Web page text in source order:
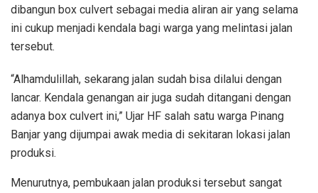
dibangun box culvert sebagai media aliran air yang selama
ini cukup menjadi kendala bagi warga yang melintasi jalan
tersebut.
“Alhamdulillah, sekarang jalan sudah bisa dilalui dengan
lancar. Kendala genangan air juga sudah ditangani dengan
adanya box culvert ini,” Ujar HF salah satu warga Pinang
Banjar yang dijumpai awak media di sekitaran lokasi jalan
produksi.
Menurutnya, pembukaan jalan produksi tersebut sangat